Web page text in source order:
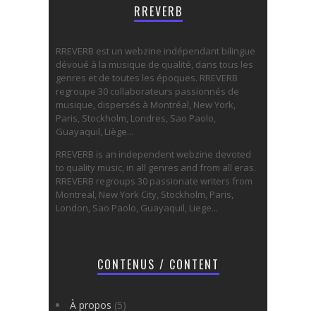
RREVERB
RREVERB est un webzine indépendant bilingue
dévoué à la musique de qualité, dans tous les
genres et de toutes les époques. RREVERB
regroupe 30 collaborateurs passionnés de
musique, dispersés à Montréal, New York,
Paris, Stockholm, Londres, Sao Paolo,
Guayaquil, Liège...
RREVERB is an independent webzine devoted
to quality music, in all genres and from all eras.
RREVERB regroups 30 passionate writers from
Montreal, New York City, Stockholm, Paris,
London, Sao Paolo, Guayaquil, Liege...
CONTENUS / CONTENT
À propos (5)